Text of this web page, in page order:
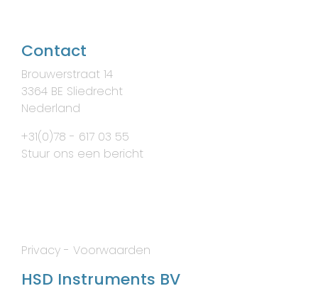
Contact
Brouwerstraat 14
3364 BE Sliedrecht
Nederland
+31(0)78 - 617 03 55
Stuur ons een bericht
Privacy - Voorwaarden
HSD Instruments BV